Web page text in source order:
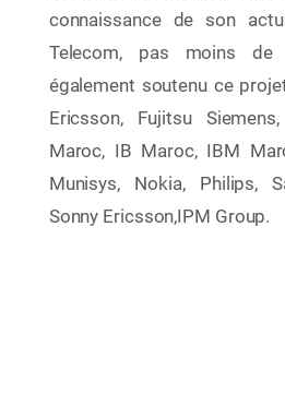
connaissance de son
Telecom, pas moins
également soutenu ce
Ericsson, Fujitsu
Maroc, IB Maroc, IBM
Munisys, Nokia, Philips,
Sonny Ericsson,IPM Group.